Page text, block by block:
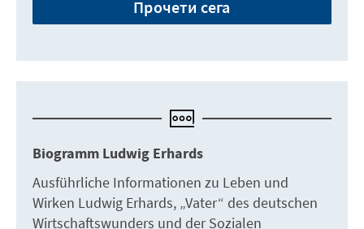
Прочети сега
Biogramm Ludwig Erhards
Ausführliche Informationen zu Leben und
Wirken Ludwig Erhards, „Vater“ des deutschen
Wirtschaftswunders und der Sozialen